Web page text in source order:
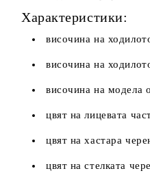
Характеристики:
височина на
височина на
височина на модела
цвят на лицевата
цвят на хастара
цвят на стелката